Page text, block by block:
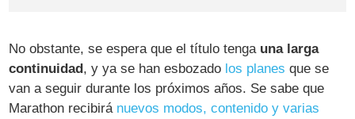
No obstante, se espera que el título tenga una larga
continuidad, y ya se han esbozado los planes que se
van a seguir durante los próximos años. Se sabe que
Marathon recibirá nuevos modos, contenido y varias